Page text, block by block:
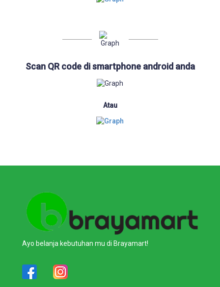
Scan QR code di smartphone android anda
Atau
Ayo belanja kebutuhan mu di Brayamart!